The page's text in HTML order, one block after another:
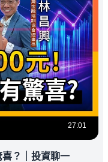
27:01
？｜投資聊一